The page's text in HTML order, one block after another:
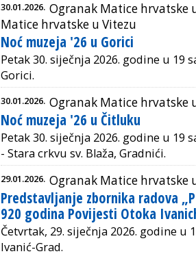
30.01.2026. Ogranak Matice hrvatske
Matice hrvatske u Vitezu
Noć muzeja '26 u Gorici
Petak 30. siječnja 2026. godine u 19
Gorici.
30.01.2026. Ogranak Matice hrvatske
Noć muzeja '26 u Čitluku
Petak 30. siječnja 2026. godine u 19
- Stara crkvu sv. Blaža, Gradnići.
29.01.2026. Ogranak Matice hrvatske
Predstavljanje zbornika radova
920 godina Povijesti Otoka
Četvrtak, 29. siječnja 2026. godine u
Ivanić-Grad.